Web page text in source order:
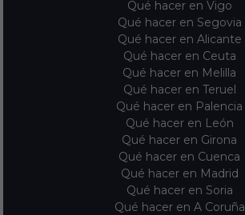
Qué hacer en Vigo
Qué hacer en Segovia
Qué hacer en Alicante
Qué hacer en Ceuta
Qué hacer en Melilla
Qué hacer en Teruel
Qué hacer en Palencia
Qué hacer en León
Qué hacer en Girona
Qué hacer en Cuenca
Qué hacer en Madrid
Qué hacer en Soria
Qué hacer en A Coruña